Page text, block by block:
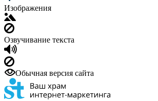
Изображения
Озвучивание текста
Обычная версия сайта